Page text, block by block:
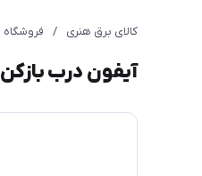
کالای برق هنری / فروشگاه
آیفون درب بازکن